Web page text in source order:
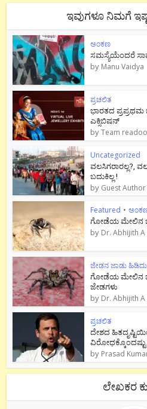
ಇವುಗಳೂ ನಿಮಗೆ
ಅಂಕಣ
ಸಮಸ್ಯೆಯೆಂದರೆ
by Manu Vaidya
ಪ್ರಚಲಿತ
ಭಾರತದ ಪ್ರಪ್ರಥಮ
ಎಕ್ಸಿಬಿಷನ್
byTeam
Uncategorized
ವಲಸಿಗರಾರಲ್ಲ?,
ಬದುಕಿಲ್ಲ !
by Guest Author
Featured •
ಗೋಡೆಯ ಮೇಲಿನ
by Dr. Abhijith A
ಜೇಡನ ಜಾಡು
ಗೋಡೆಯ ಮೇಲಿನ
ಜೇಡಗಳು
by Dr. Abhijith A
ಪ್ರಚಲಿತ
ದೇಶದ
by Prasad
ಲೇಖಕರ